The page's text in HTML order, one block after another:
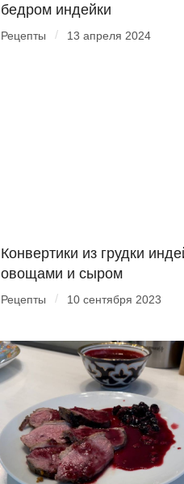
бедром индейки
Рецепты / 13 апреля 2024
Конвертики из грудки
овощами и сыром
Рецепты / 10 сентября 2023